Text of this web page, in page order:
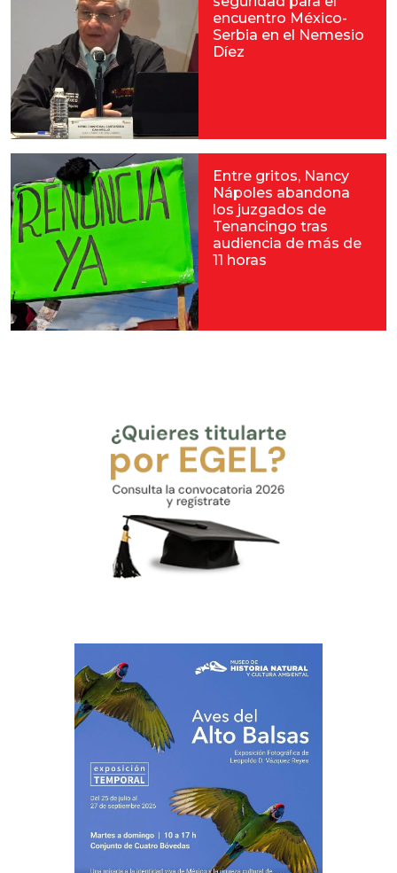
encuentro México-
Serbia en el Nemesio
Díez
Entre gritos, Nancy
Nápoles abandona
los juzgados de
Tenancingo tras
audiencia de más de
11 horas